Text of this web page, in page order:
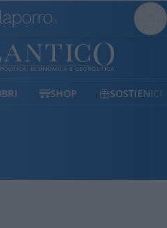
SHOP SOSTIENICI